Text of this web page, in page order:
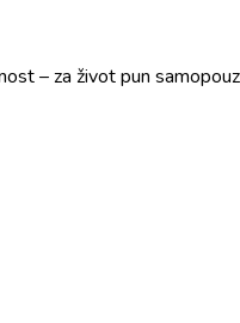
– za život pun